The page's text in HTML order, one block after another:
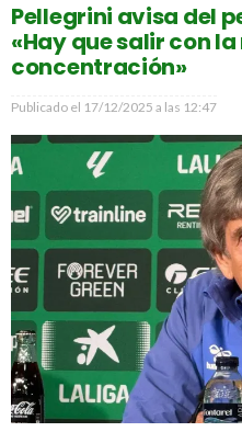
Pellegrini avisa del
«Hay que salir con
concentración»
Publicado el 17/12/2025 a las 12:47